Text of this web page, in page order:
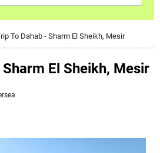
To Dahab - Sharm El Sheikh, Mesir
El Sheikh, Mesir